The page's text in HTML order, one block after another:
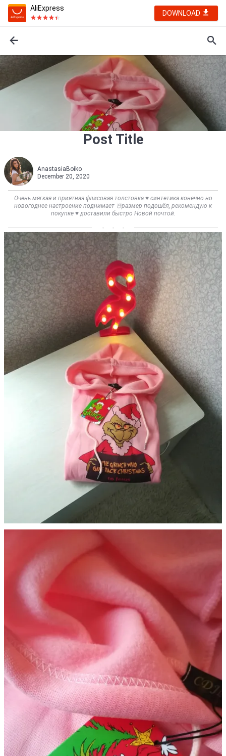
AliExpress
DOWNLOAD
Post Title
АnastasiaBoiko
December 20, 2020
Очень мягкая и приятная флисовая толстовка ♥️ синтетика конечно но
новогоднее настроение поднимает ☃️размер подошёл, рекомендую к
покупке ♥️ доставили быстро Новой почтой.            